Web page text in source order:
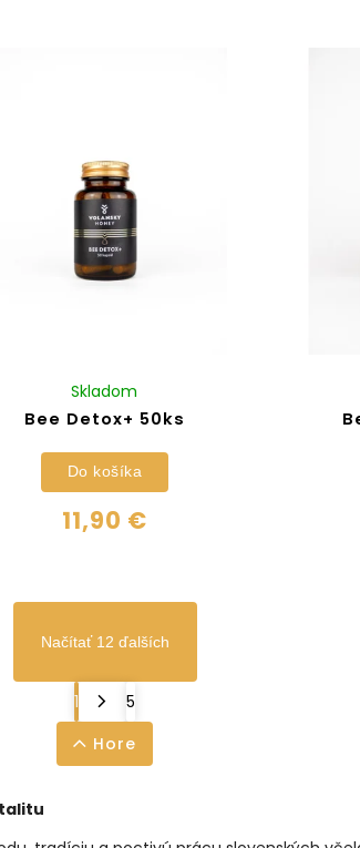
Bee Detox+ 50ks
Skladom
11,90 €
Do košíka
Načítať 12 ďalších
1
5
Hore